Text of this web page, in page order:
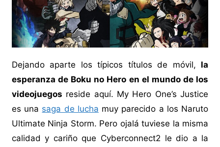
Dejando aparte los típicos títulos de móvil, la
esperanza de Boku no Hero en el mundo de los
videojuegos reside aquí. My Hero One’s Justice
es una saga de lucha muy parecido a los Naruto
Ultimate Ninja Storm. Pero ojalá tuviese la misma
calidad y cariño que Cyberconnect2 le dio a la